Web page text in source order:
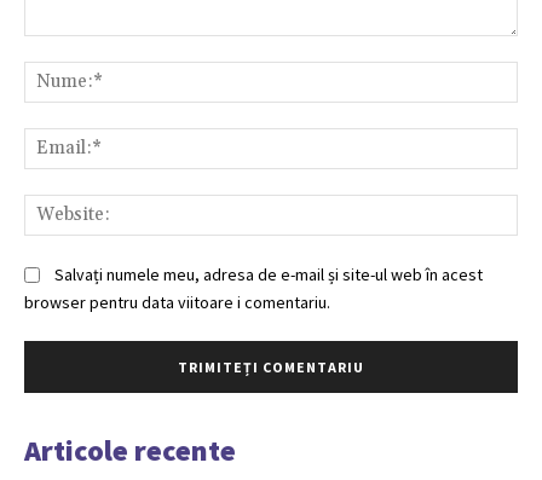
Salvați numele meu, adresa de e-mail și site-ul web în acest
browser pentru data viitoare i comentariu.
Articole recente